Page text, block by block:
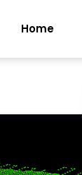
Home